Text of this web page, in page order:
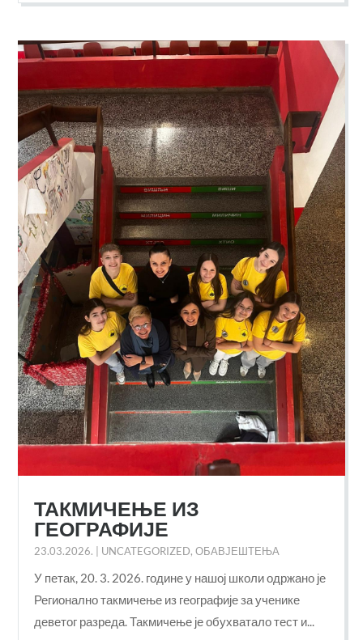
ТАКМИЧЕЊЕ ИЗ
ГЕОГРАФИЈЕ
23.03.2026. | UNCATEGORIZED,ОБАВЈЕШТЕЊА
У петак, 20. 3. 2026. године у нашој школи одржано је
Регионално такмичење из географије за ученике
деветог разреда. Такмичење је обухватало тест и...